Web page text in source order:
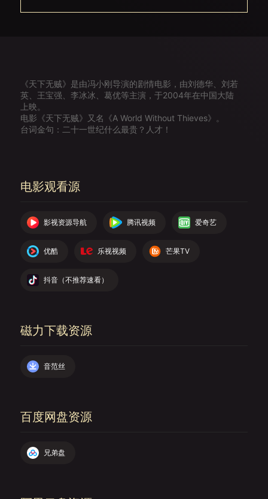
《天下无贼》是由冯小刚导演的剧情电影，由刘德华、刘若
英、王宝强、李冰冰、葛优等主演，于2004年在中国大陆
上映。
电影《天下无贼》又名《A World Without Thieves》。
台词金句：二十一世纪什么最贵？人才！
电影观看源
影视资源导航 腾讯视频 爱奇艺
优酷 乐视视频 芒果TV
抖音（不推荐速看）
磁力下载资源
音范丝
百度网盘资源
兄弟盘